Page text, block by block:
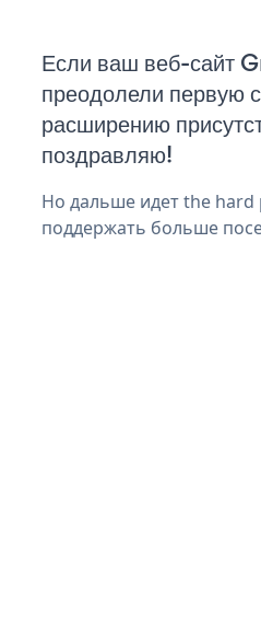
Если ваш веб-сайт
преодолели первую
расширению
поздравляю!
Но дальше идет the hard
поддержать больше